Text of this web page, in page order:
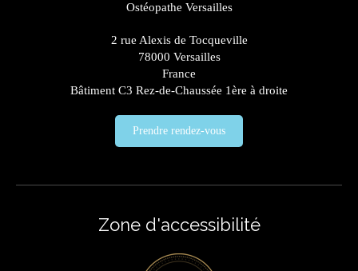
Ostéopathe Versailles
2 rue Alexis de Tocqueville
78000 Versailles
France
Bâtiment C3 Rez-de-Chaussée 1ère à droite
Prendre rendez-vous
Zone d'accessibilité